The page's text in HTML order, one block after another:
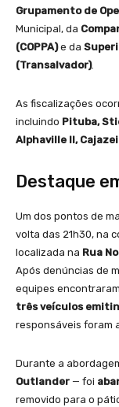
Grupamento de
Municipal, da
(COPPA)e da
(Transalvador).
As fiscalizações
incluindo Pituba,
Alphaville II,
Destaque
Um dos pontos de
volta das 21h30, na
localizada na Rua
Após denúncias de
equipes
três veículos
responsáveis foram
Durante a
Outlander — foi
removido para o